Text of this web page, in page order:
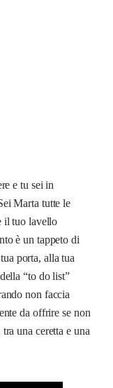
e tu sei in
Marta tutte le
il tuo lavello
è un tappeto di
porta, alla tua
“to do list”
non faccia
da offrire se non
una ceretta e una